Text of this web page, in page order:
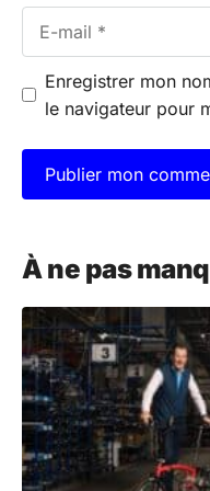
mail
Enregistrer mon
le navigateur pour
t
e
r
n
a
i
v
À ne pas